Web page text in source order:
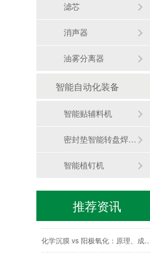
滤芯
消声器
油雾分离器
智能自动化装备
智能贴辅料机
密封垫智能转盘焊铆机
智能植钉机
推荐资讯
化学清洗线丨半导体装备零件制造
超微弧氧化(MAO)原理、性能与应用全解析